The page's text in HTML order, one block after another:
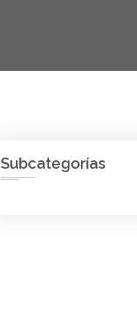
Subcategorías